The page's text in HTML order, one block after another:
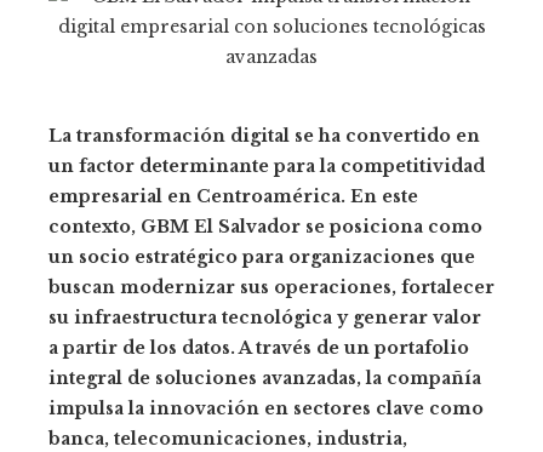
La transformación digital se ha convertido en
un factor determinante para la competitividad
empresarial en Centroamérica. En este
contexto, GBM El Salvador se posiciona como
un socio estratégico para organizaciones que
buscan modernizar sus operaciones, fortalecer
su infraestructura tecnológica y generar valor
a partir de los datos. A través de un portafolio
integral de soluciones avanzadas, la compañía
impulsa la innovación en sectores clave como
banca, telecomunicaciones, industria,